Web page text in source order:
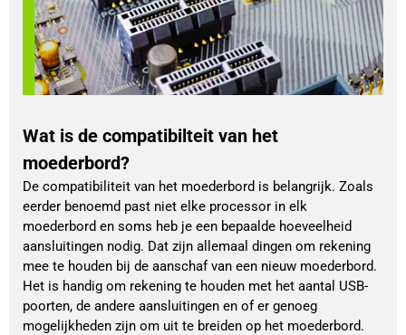
Wat is de compatibilteit van het
moederbord?
De compatibiliteit van het moederbord is belangrijk. Zoals
eerder benoemd past niet elke processor in elk
moederbord en soms heb je een bepaalde hoeveelheid
aansluitingen nodig. Dat zijn allemaal dingen om rekening
mee te houden bij de aanschaf van een nieuw moederbord.
Het is handig om rekening te houden met het aantal USB-
poorten, de andere aansluitingen en of er genoeg
mogelijkheden zijn om uit te breiden op het moederbord.